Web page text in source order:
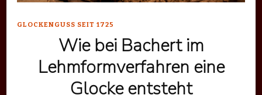
GLOCKENGUSS SEIT 1725
Wie bei Bachert im
Lehmformverfahren eine
Glocke entsteht